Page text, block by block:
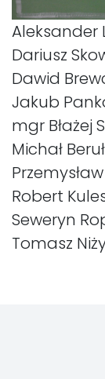
Aleksander
Dariusz
Dawid
Jakub
mgr Błażej
Michał
Robert
Seweryn
Tomasz